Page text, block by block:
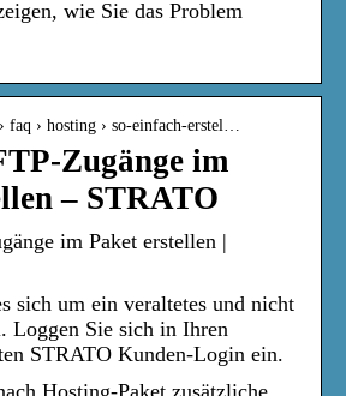
wie Sie das Problem
faq › hosting › so-einfach-erstel…
Zugänge im
– STRATO
im Paket erstellen |
sich um ein veraltetes und nicht
Loggen Sie sich in Ihren
STRATO Kunden-Login ein.
Hosting-Paket zusätzliche